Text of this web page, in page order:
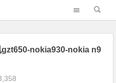
nokia930-nokia n9